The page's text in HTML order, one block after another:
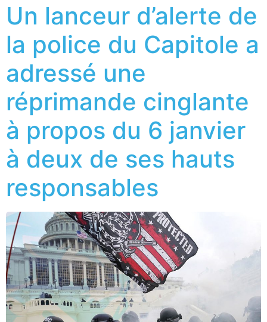
Un lanceur d’alerte de
la police du Capitole a
adressé une
réprimande cinglante
à propos du 6 janvier
à deux de ses hauts
responsables